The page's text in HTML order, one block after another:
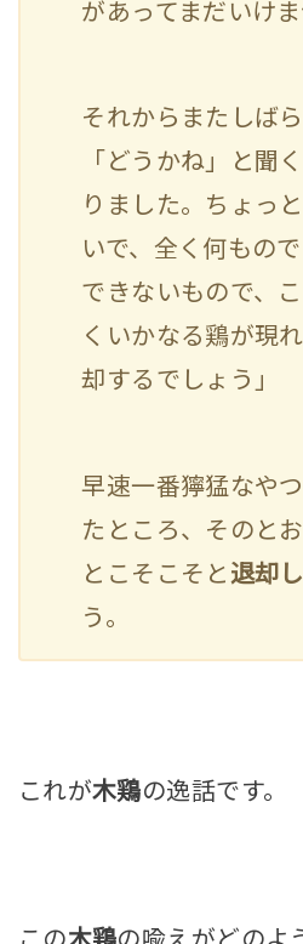
があってまだいけま
それからまたしば
「どうかね」と聞
りました。ちょっ
いで、全く何もの
できないもので、
くいかなる鶏が現
却するでしょう」
早速一番獰猛なや
たところ、そのと
とこそこそと 退却
う。
これが木鶏の逸話です。